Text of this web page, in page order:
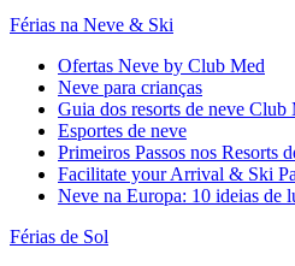
Férias na Neve & Ski
Ofertas Neve by Club Med
Neve para crianças
Guia dos resorts de neve Club
Esportes de neve
Primeiros Passos nos Resorts
Facilitate your Arrival & Ski
Neve na Europa: 10 ideias de
Férias de Sol